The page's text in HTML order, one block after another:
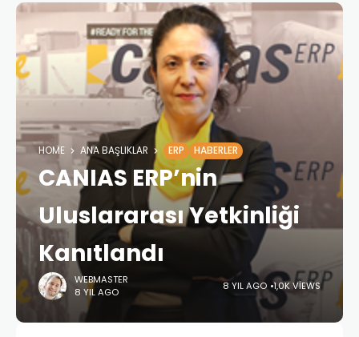
HOME ANA BAŞLIKLAR ERP HABERLER
CANIAS ERP’nin
Uluslararası Yetkinliği
Kanıtlandı
WEBMASTER
8 YIL AGO
8 YIL AGO 1,0K VIEWS